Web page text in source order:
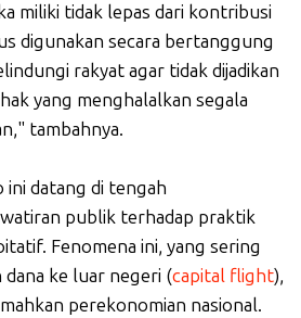
miliki tidak lepas dari kontribusi
digunakan secara bertanggung
rakyat agar tidak dijadikan
yang menghalalkan segala
tambahnya.
ini datang di tengah
publik terhadap praktik
Fenomena ini, yang sering
dana ke luar negeri (capital flight),
perekonomian nasional.